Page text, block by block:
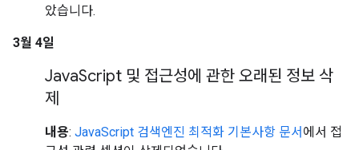
았습니다.
3월 4일
JavaScript 및 접근성에 관한 오래된 정보 삭
제
내용: JavaScript 검색엔진 최적화 기본사항 문서 에서 접